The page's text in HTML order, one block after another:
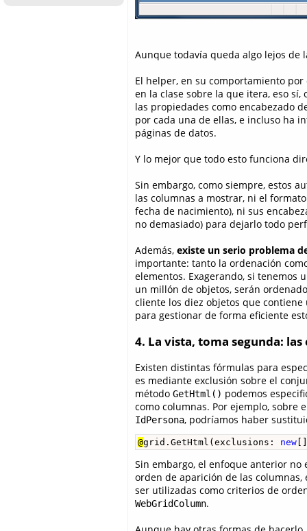
Aunque todavía queda algo lejos de
El helper, en su comportamiento
en la clase sobre la que itera, eso
las propiedades como encabezado
por cada una de ellas, e incluso ha
páginas de datos.
Y lo mejor que todo esto funciona
Sin embargo, como siempre, estos
las columnas a mostrar, ni el
fecha de nacimiento), ni sus
no demasiado) para dejarlo todo
Además, existe un serio problema
importante: tanto la ordenación
elementos. Exagerando, si tenemos
un millón de objetos, serán
cliente los diez objetos que
para gestionar de forma eficiente
4. La vista, toma segunda:
Existen distintas fórmulas para
es mediante exclusión sobre el
método GetHtml() podemos
como columnas. Por ejemplo,
IdPersona, podríamos haber
@grid.GetHtml(exclusions: new
Sin embargo, el enfoque anterior
orden de aparición de las
ser utilizadas como criterios de
WebGridColumn.